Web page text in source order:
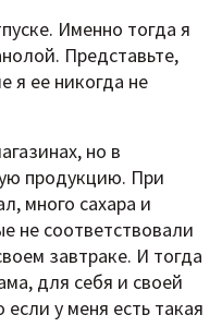
Именно тогда я
Представьте,
я ее никогда не
но в
продукцию. При
много сахара и
не соответствовали
завтраке. И тогда
для себя и своей
у меня есть такая